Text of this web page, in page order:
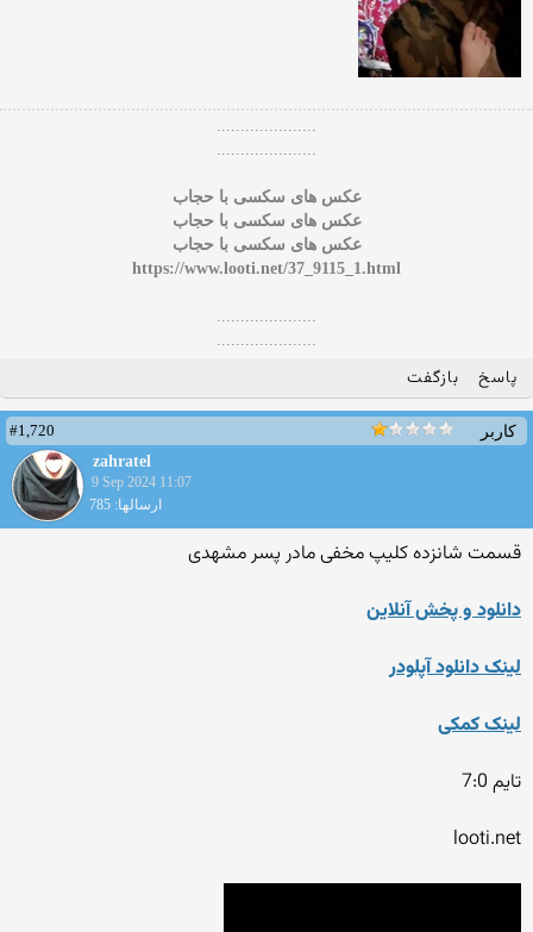
.....................
.....................
عکس های سکسی با حجاب
عکس های سکسی با حجاب
عکس های سکسی با حجاب
https://www.looti.net/37_9115_1.html
.....................
.....................
پاسخ بازگفت
کاربر
#1,720
zahratel
9 Sep 2024 11:07
ارسالها: 785
قسمت شانزده کلیپ مخفی مادر پسر مشهدی
دانلود و پخش آنلاین
لینک دانلود آپلودر
لینک کمکی
تایم 7:0
looti.net